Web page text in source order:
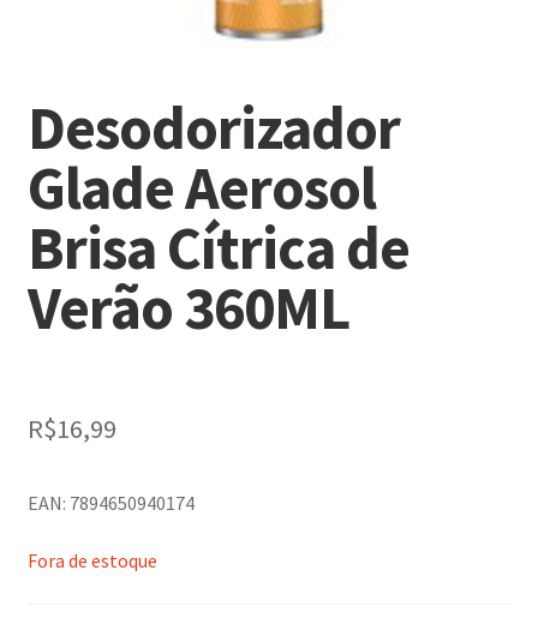
Desodorizador
Glade Aerosol
Brisa Cítrica de
Verão 360ML
R$16,99
EAN: 7894650940174
Fora de estoque